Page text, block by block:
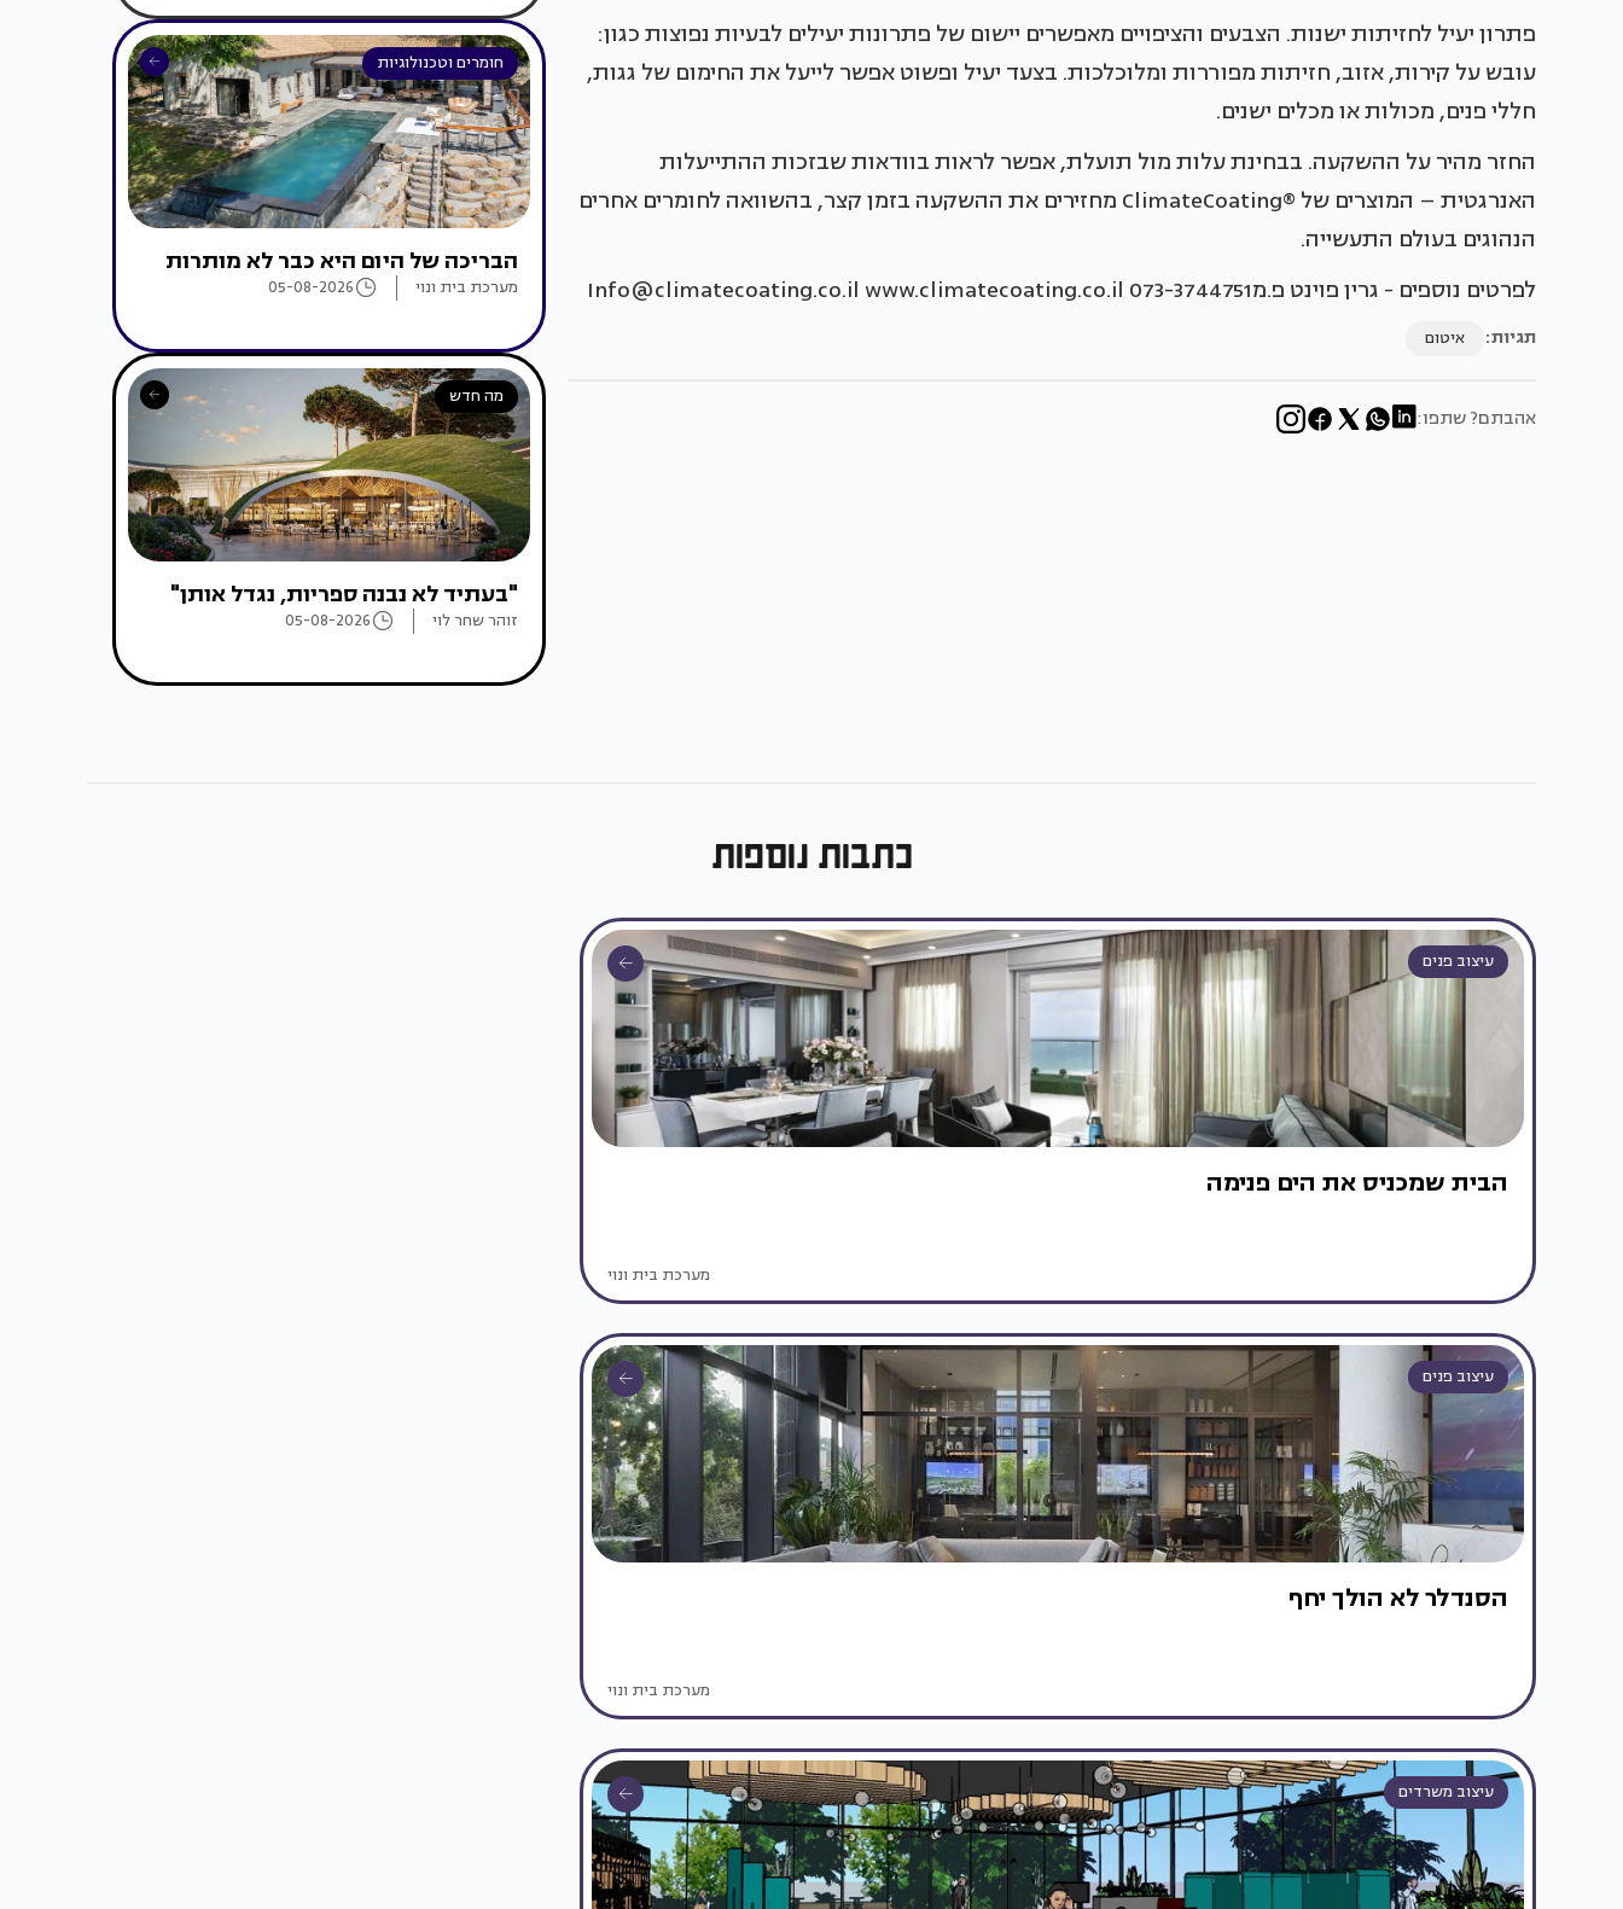
פתרון יעיל לחזיתות ישנות. הצבעים והציפויים מאפשרים יישום של פתרונות יעילים לבעיות נפוצות כגון:
עובש על קירות, אזוב, חזיתות מפוררות ומלוכלכות. בצעד יעיל ופשוט אפשר לייעל את החימום של גגות,
חללי פנים, מכולות או מכלים ישנים.
החזר מהיר על ההשקעה. בבחינת עלות מול תועלת, אפשר לראות בוודאות שבזכות ההתייעלות
האנרגטית – המוצרים של ®ClimateCoating מחזירים את ההשקעה בזמן קצר, בהשוואה לחומרים אחרים
הנהוגים בעולם התעשייה.
לפרטים נוספים - גרין פוינט פ.מ073-3744751 Info@climatecoating.co.il www.climatecoating.co.il
תגיות: איטום
אהבתם? שתפו:
חומרים וטכנולוגיות
הבריכה של היום היא כבר לא מותרות
מערכת בית ונוי 05-08-2026
מה חדש
"בעתיד לא נבנה ספריות, נגדל אותן"
זוהר שחר לוי 05-08-2026
כתבות נוספות
עיצוב פנים
הבית שמכניס את הים פנימה
מערכת בית ונוי
עיצוב פנים
הסנדלר לא הולך יחף
מערכת בית ונוי
עיצוב משרדים